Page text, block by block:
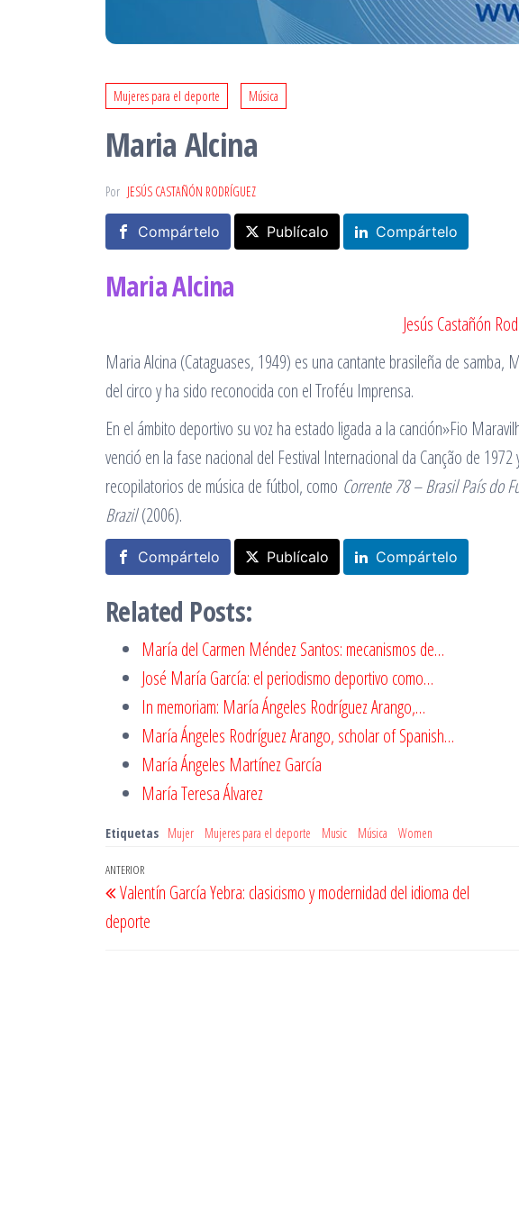
Mujeres para el deporte Música
Maria Alcina
Por JESÚS CASTAÑÓN RODRÍGUEZ
Compártelo Publícalo Compártelo
Maria Alcina
Jesús Castañón
Maria Alcina (Cataguases, 1949) es una cantante brasileña de samba,
del circo y ha sido reconocida con el Troféu Imprensa.
En el ámbito deportivo su voz ha estado ligada a la canción»Fio
venció en la fase nacional del Festival Internacional da Canção de
recopilatorios de música de fútbol, como Corrente 78 – Brasil País do
Brazil(2006).
Compártelo Publícalo Compártelo
Related Posts:
María del Carmen Méndez Santos: mecanismos de…
José María García: el periodismo deportivo como…
In memoriam: María Ángeles Rodríguez Arango,…
María Ángeles Rodrí­guez Arango, scholar of Spanish…
María Ángeles Martínez García
María Teresa Álvarez
Etiquetas Mujer Mujeres para el deporte Music Música Women
Navegación
de
entradas
Entrada
anterior
ANTERIOR
Valentín García Yebra: clasicismo y modernidad del idioma del
deporte